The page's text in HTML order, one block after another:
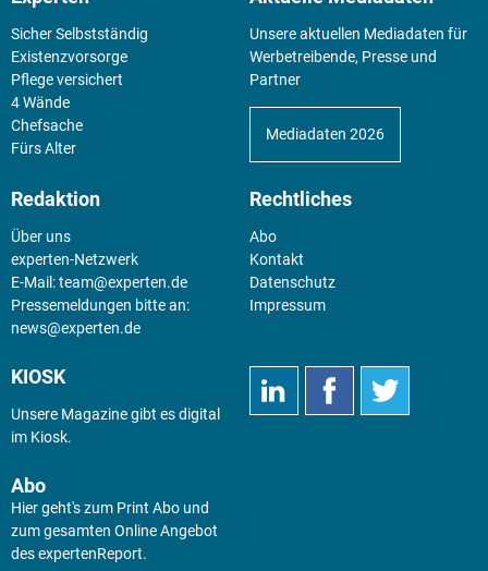
Sicher Selbstständig
Existenz­vorsorge
Pflege versichert
4 Wände
Chefsache
Fürs Alter
Unsere aktuellen Mediadaten für
Werbetreibende, Presse und
Partner
Mediadaten 2026
Redaktion
Über uns
experten-Netzwerk
E-Mail:team@experten.de
Pressemeldungen bitte an:
news@experten.de
Rechtliches
Abo
Kontakt
Datenschutz
Impressum
KIOSK
Unsere Magazine gibt es digital
im Kiosk.
Abo
Hier geht's zum Print Abo und
zum gesamten Online Angebot
des expertenReport.